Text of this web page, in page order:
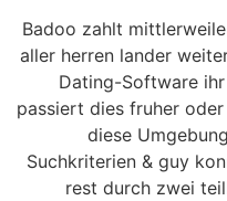
Badoo zahlt
aller herren lander
Dating-Software
passiert dies fruher
diese
Suchkriterien & guy
rest durch zwei